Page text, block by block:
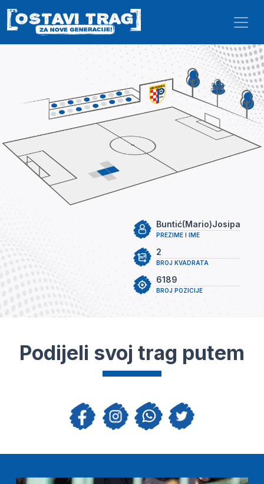
Skip to main content
PREZIME I IME
Buntić(Mario)Josipa
BROJ KVADRATA
2
BROJ POZICIJE
6189
Podijeli svoj trag putem